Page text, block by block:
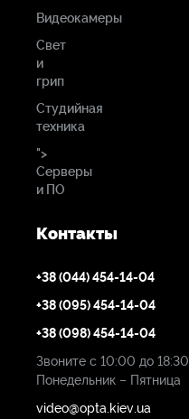
Видеокамеры
Свет
и
грип
Студийная
техника
">
Серверы
и ПО
Контакты
+38 (044) 454-14-04
+38 (095) 454-14-04
+38 (098) 454-14-04
Звоните с 10:00 до 18:30
Понедельник – Пятница
video@opta.kiev.ua